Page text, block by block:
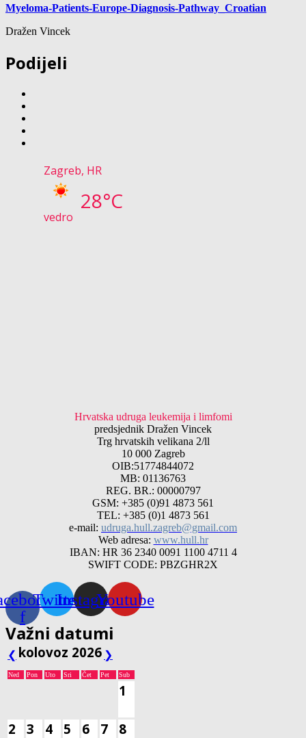
Myeloma-Patients-Europe-Diagnosis-Pathway_Croatian
Dražen Vincek
Podijeli
Zagreb, HR
28°C
vedro
Hrvatska udruga leukemija i limfomi
predsjednik Dražen Vincek
Trg hrvatskih velikana 2/ll
10 000 Zagreb
OIB:51774844072
MB: 01136763
REG. BR.: 00000797
GSM: +385 (0)91 4873 561
TEL: +385 (0)1 4873 561
e-mail: udruga.hull.zagreb@gmail.com
Web adresa: www.hull.hr
IBAN: HR 36 2340 0091 1100 4711 4
SWIFT CODE: PBZGHR2X
f
TwitterInstagramYoutube
Važni datumi
❮ kolovoz 2026 ❯
Ned Pon Uto Sri Čet Pet Sub
1
2 3 4 5 6 7 8